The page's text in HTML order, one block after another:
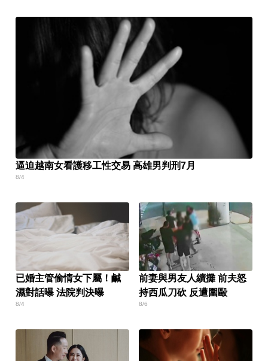
逼迫越南女看護移工性交易 高雄男判刑7月
8/4
已婚主管偷情女下屬！鹹
濕對話曝 法院判決曝
8/4
前妻與男友人續攤 前夫怒
持西瓜刀砍 反遭圍毆
8/6